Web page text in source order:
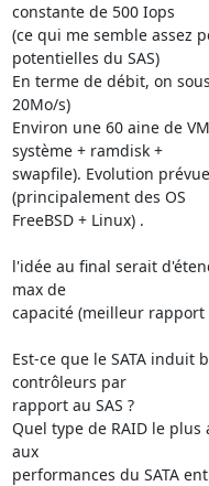
constante de 500 Iops
(ce qui me semble assez
potentielles du SAS)
En terme de débit, on
20Mo/s)
Environ une 60 aine de
système + ramdisk +
swapfile). Evolution
(principalement des OS
FreeBSD + Linux) .
l'idée au final serait
max de
capacité (meilleur rapport
Est-ce que le SATA induit
contrôleurs par
rapport au SAS ?
Quel type de RAID le
aux
performances du SATA